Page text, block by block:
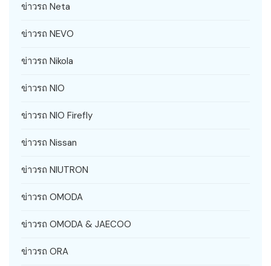
ข่าวรถ Neta
ข่าวรถ NEVO
ข่าวรถ Nikola
ข่าวรถ NIO
ข่าวรถ NIO Firefly
ข่าวรถ Nissan
ข่าวรถ NIUTRON
ข่าวรถ OMODA
ข่าวรถ OMODA & JAECOO
ข่าวรถ ORA